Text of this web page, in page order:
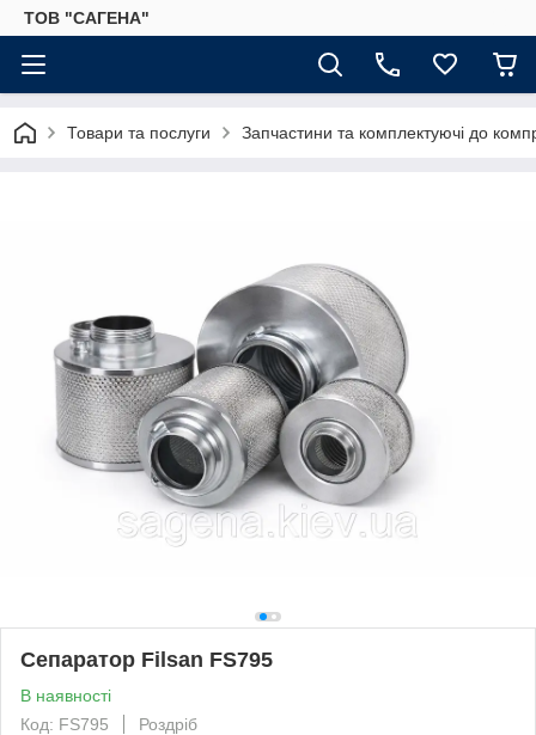
ТОВ "САГЕНА"
Товари та послуги Запчастини та комплектуючі до
Сепаратор Filsan FS795
В наявності
Код: FS795
Роздріб